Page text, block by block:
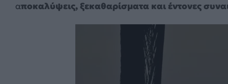
αποκαλύψεις, ξεκαθαρίσματα και έντονες